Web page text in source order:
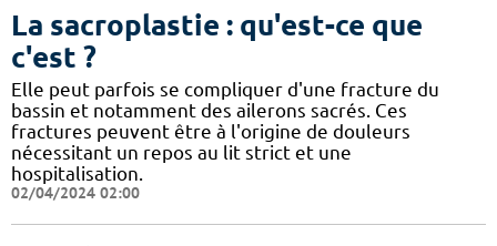
La sacroplastie : qu'est-ce que
c'est ?
Elle peut parfois se compliquer d'une fracture du
bassin et notamment des ailerons sacrés. Ces
fractures peuvent être à l'origine de douleurs
nécessitant un repos au lit strict et une
hospitalisation.
02/04/2024 02:00